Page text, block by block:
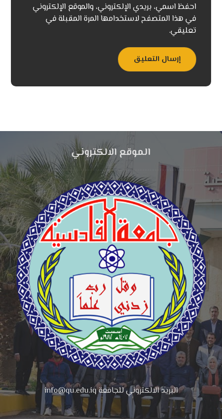
احفظ اسمي، بريدي الإلكتروني، والموقع الإلكتروني
في هذا المتصفح لاستخدامها المرة المقبلة في
تعليقي.
إرسال التعليق
الموقع الالكتروني
البريد الالكتروني للجامعة info@qu.edu.iq